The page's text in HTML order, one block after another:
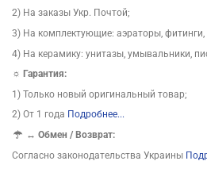
2) На заказы Укр. Почтой;
3) На комплектующие: аэраторы,
4) На керамику: унитазы, умывальники,
☼ Гарантия:
1) Только новый оригинальный товар;
2) От 1 года Подробнее...
↔Обмен / Возврат:
Согласно законодательства Украины